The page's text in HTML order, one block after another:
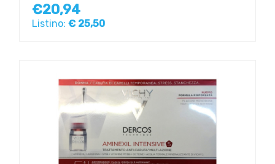
€20,94
Listino: € 25,50